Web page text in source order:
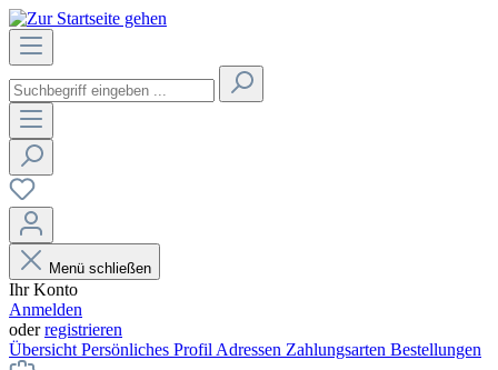
Menü schließen
Ihr Konto
Anmelden
oderregistrieren
Übersicht Persönliches Profil Adressen Zahlungsarten Bestellungen